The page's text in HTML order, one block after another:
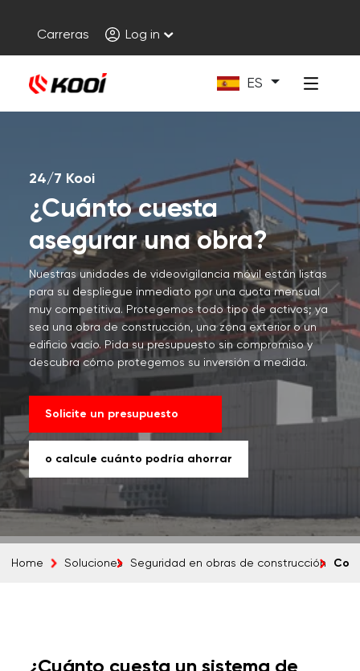
Carreras Log in
ES
24/7 Kooi
¿Cuánto cuesta
asegurar una obra?
Nuestras unidades de videovigilancia móvil están listas
para su despliegue inmediato por una cuota mensual
muy competitiva. Protegemos todo tipo de activos; ya
sea una obra de construcción, una zona exterior o un
edificio vacío. Pida su presupuesto sin compromiso y
descubra cómo protegemos su inversión a medida.
Solicite un presupuesto
o calcule cuánto podría ahorrar
Home Soluciones Seguridad en obras de construcción
¿Cuánto cuesta un sistema de